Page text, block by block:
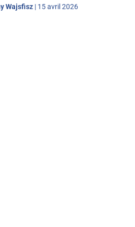
Wajsfisz | 15 avril 2026